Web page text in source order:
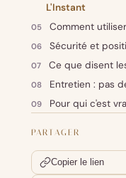
L'Instant
Comment
Sécurité et
Ce que disent
Entretien : pas
Pour qui c'est
PARTAGER
Copier le lien